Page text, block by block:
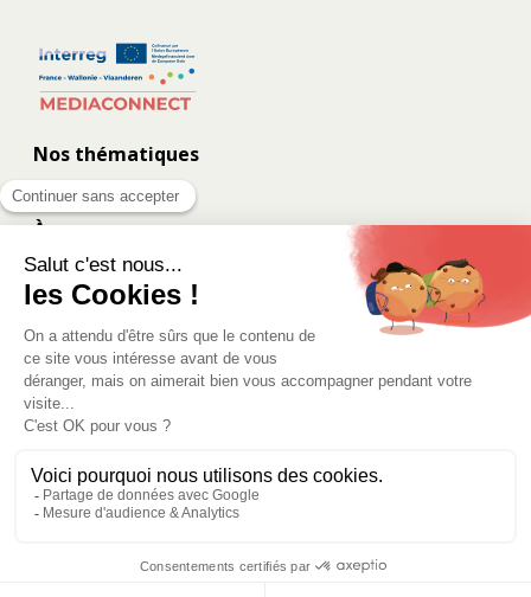
Nos thématiques
Nos dossiers
À propos
Contact
Eurometropolis.eu
Données personnelles Mentions légales